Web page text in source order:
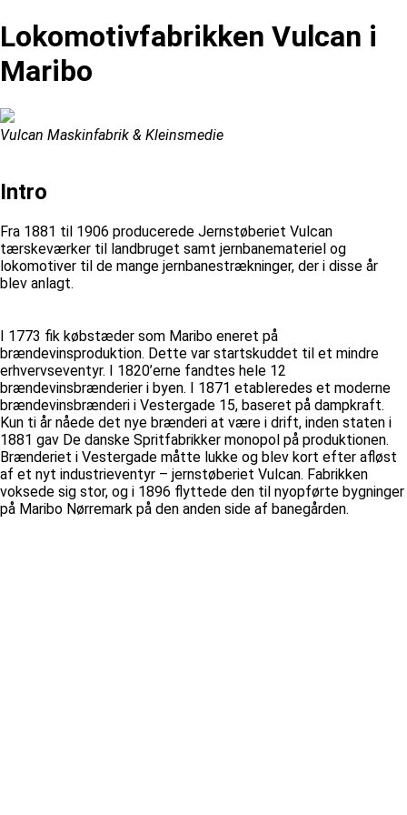
Lokomotivfabrikken Vulcan i
Maribo
Vulcan Maskinfabrik & Kleinsmedie
Intro
Fra 1881 til 1906 producerede Jernstøberiet Vulcan
tærskeværker til landbruget samt jernbanemateriel og
lokomotiver til de mange jernbanestrækninger, der i disse år
blev anlagt.
I 1773 fik købstæder som Maribo eneret på
brændevinsproduktion. Dette var startskuddet til et mindre
erhvervseventyr. I 1820’erne fandtes hele 12
brændevinsbrænderier i byen. I 1871 etableredes et moderne
brændevinsbrænderi i Vestergade 15, baseret på dampkraft.
Kun ti år nåede det nye brænderi at være i drift, inden staten i
1881 gav De danske Spritfabrikker monopol på produktionen.
Brænderiet i Vestergade måtte lukke og blev kort efter afløst
af et nyt industrieventyr – jernstøberiet Vulcan. Fabrikken
voksede sig stor, og i 1896 flyttede den til nyopførte bygninger
på Maribo Nørremark på den anden side af banegården.